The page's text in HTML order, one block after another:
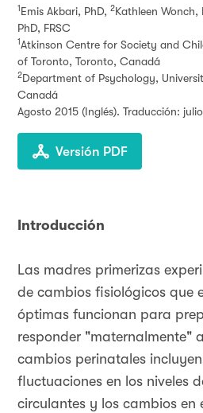
1 Emis Akbari, PhD, 2Kathleen Wonch,
PhD, FRSC
1Atkinson Centre for Society and
of Toronto, Toronto, Canadá
2Department of Psychology,
Canadá
Agosto 2015 (Inglés). Traducción:
Versión PDF
Introducción
Las madres primerizas
de cambios fisiológicos que
óptimas funcionan para
responder "maternalmente"
cambios perinatales
fluctuaciones en los niveles
circulantes y los cambios en